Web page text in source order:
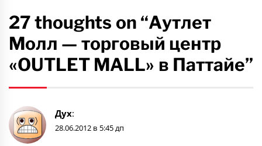
27 thoughts on “Аутлет
Молл — торговый центр
«OUTLET MALL» в Паттайе”
Дух:
28.06.2012 в 5:45 дп